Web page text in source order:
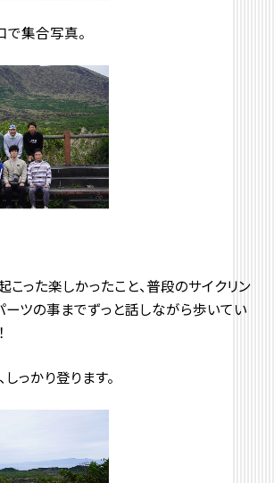
集合写真。
こった楽しかったこと、普段のサイクリン
ツの事までずっと話しながら歩いてい
っかり登ります。